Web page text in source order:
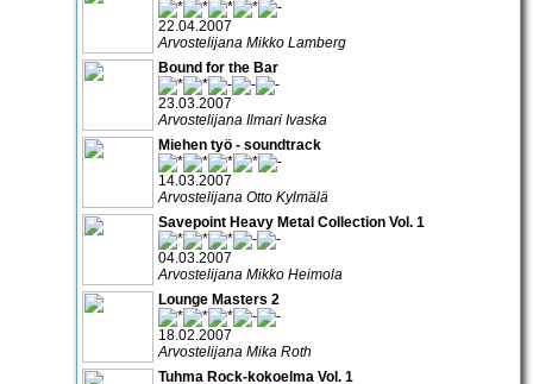
22.04.2007
Arvostelijana Mikko Lamberg
Bound for the Bar
23.03.2007
Arvostelijana Ilmari Ivaska
Miehen työ - soundtrack
14.03.2007
Arvostelijana Otto Kylmälä
Savepoint Heavy Metal Collection Vol. 1
04.03.2007
Arvostelijana Mikko Heimola
Lounge Masters 2
18.02.2007
Arvostelijana Mika Roth
Tuhma Rock-kokoelma Vol. 1